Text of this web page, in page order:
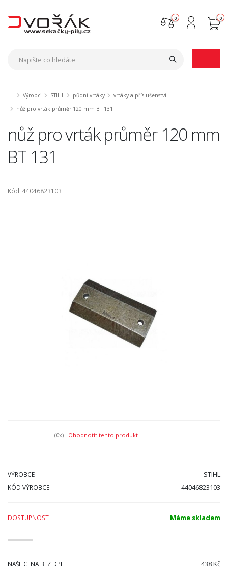
0
0
Výrobci STIHL půdní vrtáky
vrtáky a příslušenství
nůž pro vrták průměr 120 mm BT 131
nůž pro vrták průměr 120 mm
BT 131
Kód: 44046823103
(0x) Ohodnotit tento produkt
VÝROBCE STIHL
KÓD VÝROBCE 44046823103
DOSTUPNOST Máme skladem
NAŠE CENA BEZ DPH 438 Kč